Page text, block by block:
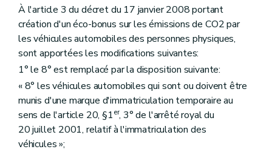
À l'article 3 du décret du 17 janvier 2008 portant
création d'un éco-bonus sur les émissions de CO2 par
les véhicules automobiles des personnes physiques,
sont apportées les modifications suivantes:
1° le 8° est remplacé par la disposition suivante:
« 8° les véhicules automobiles qui sont ou doivent être
munis d'une marque d'immatriculation temporaire au
sens de l'article 20, §1er, 3° de l'arrêté royal du
20 juillet 2001, relatif à l'immatriculation des
véhicules »;